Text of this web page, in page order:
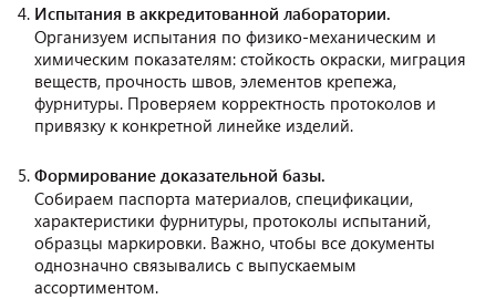
Испытания в аккредитованной лаборатории.
Организуем испытания по физико-механическим и
химическим показателям: стойкость окраски, миграция
веществ, прочность швов, элементов крепежа,
фурнитуры. Проверяем корректность протоколов и
привязку к конкретной линейке изделий.
Формирование доказательной базы.
Собираем паспорта материалов, спецификации,
характеристики фурнитуры, протоколы испытаний,
образцы маркировки. Важно, чтобы все документы
однозначно связывались с выпускаемым
ассортиментом.